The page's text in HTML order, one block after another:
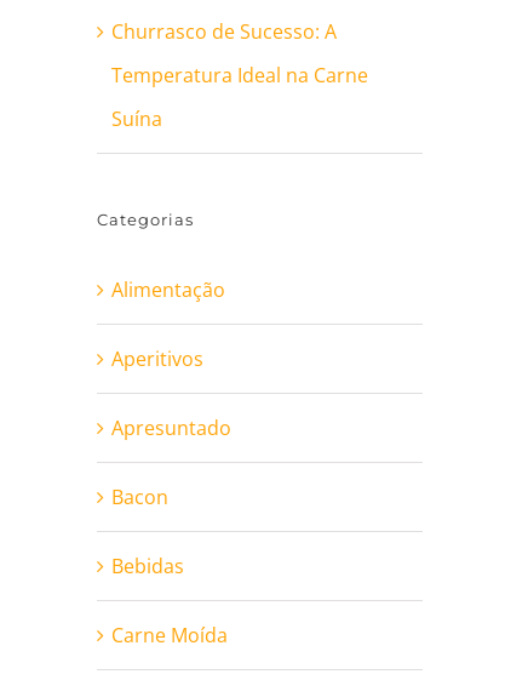
Churrasco de Sucesso: A
Temperatura Ideal na Carne
Suína
Categorias
Alimentação
Aperitivos
Apresuntado
Bacon
Bebidas
Carne Moída